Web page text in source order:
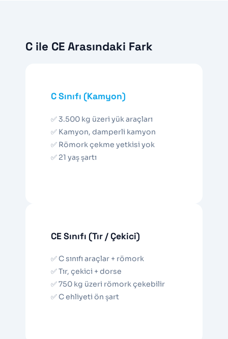
C ile CE Arasındaki Fark
C Sınıfı (Kamyon)
✅ 3.500 kg üzeri yük araçları
✅ Kamyon, damperli kamyon
✅ Römork çekme yetkisi yok
✅ 21 yaş şartı
CE Sınıfı (Tır / Çekici)
✅ C sınıfı araçlar + römork
✅ Tır, çekici + dorse
✅ 750 kg üzeri römork çekebilir
✅ C ehliyeti ön şart